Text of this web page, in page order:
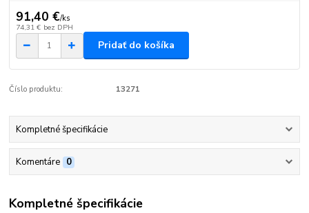
91,40 €/ks
74,31 € bez DPH
Pridať do košíka
Číslo produktu: 13271
Kompletné špecifikácie
Komentáre 0
Kompletné špecifikácie